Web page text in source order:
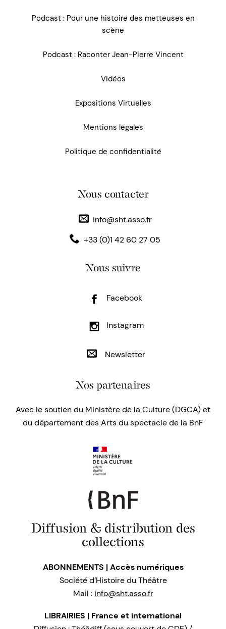
Podcast : Pour une histoire des metteuses en
scène
Podcast : Raconter Jean-Pierre Vincent
Vidéos
Expositions Virtuelles
Mentions légales
Politique de confidentialité
Nous contacter
info@sht.asso.fr
+33 (0)1 42 60 27 05
Nous suivre
Facebook
Instagram
Newsletter
Nos partenaires
Avec le soutien du Ministère de la Culture (DGCA) et
du département des Arts du spectacle de la BnF
Diffusion & distribution des
collections
ABONNEMENTS | Accès numériques
Société d’Histoire du Théâtre
Mail : info@sht.asso.fr
LIBRAIRIES | France et international